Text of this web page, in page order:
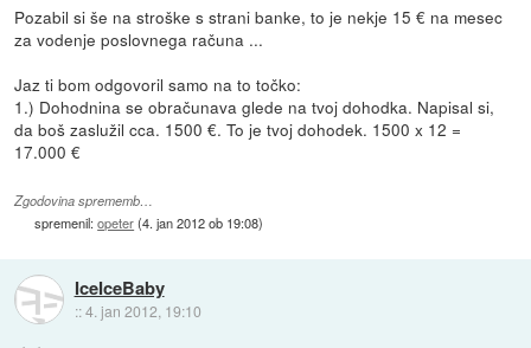
Pozabil si še na stroške s strani banke, to je nekje 15 € na mesec
za vodenje poslovnega računa ...
Jaz ti bom odgovoril samo na to točko:
1.) Dohodnina se obračunava glede na tvoj dohodka. Napisal si,
da boš zaslužil cca. 1500 €. To je tvoj dohodek. 1500 x 12 =
17.000 €
Zgodovina sprememb…
spremenil:opeter(4. jan 2012 ob 19:08)
IceIceBaby
::4. jan 2012, 19:10